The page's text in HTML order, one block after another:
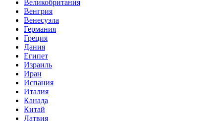
Великобритания
Венгрия
Венесуэла
Германия
Греция
Дания
Египет
Израиль
Иран
Испания
Италия
Канада
Китай
Латвия